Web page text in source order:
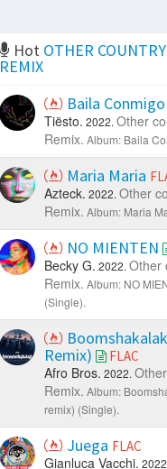
Hot OTHER COUNTRY
REMIX
Baila Conmigo
Tiësto. 2022. Other
Remix. Album: Baila
Maria Maria
Azteck. 2022. Other
Remix. Album: Maria
NO MIENTEN
Becky G. 2022. Other
Remix. Album: NO
(Single).
Remix)
FLAC
Afro Bros. 2022.
Remix. Album:
remix) (Single).
Juega FLAC
Gianluca Vacchi.